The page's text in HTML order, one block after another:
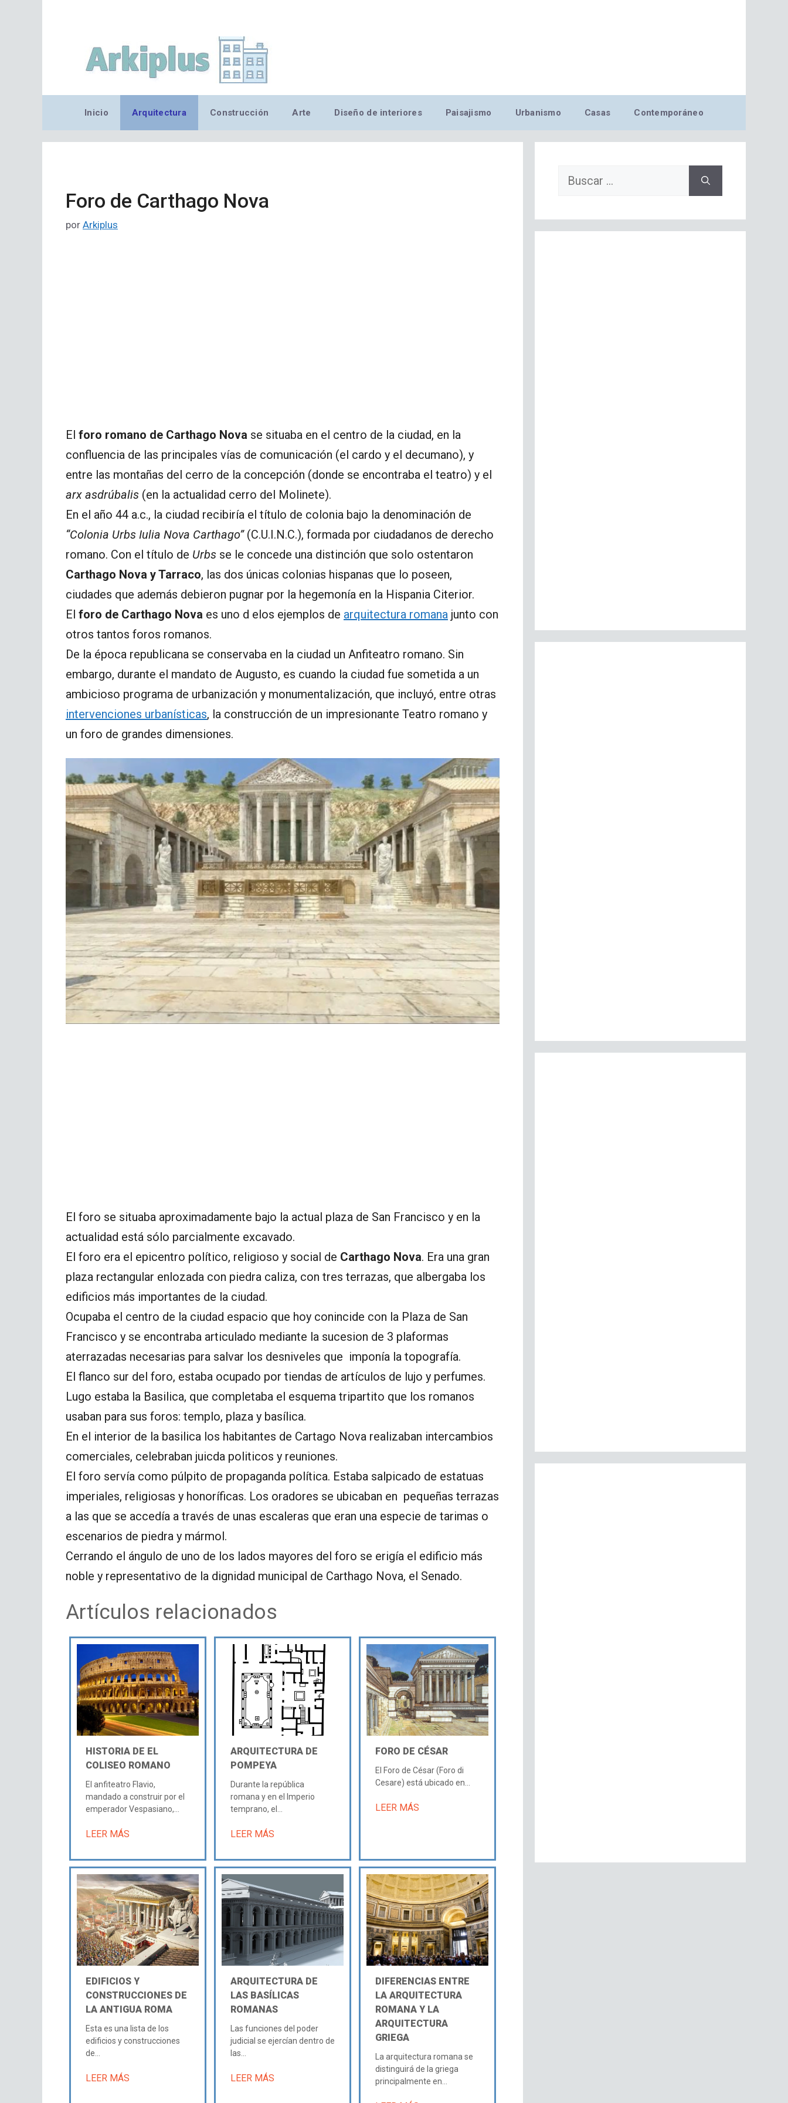
Inicio Arquitectura Construcción Arte Diseño de interiores Paisajismo Urbanismo Casas Contemporáneo
Foro de Carthago Nova
por Arkiplus
El foro romano de Carthago Nova se situaba en el centro de la ciudad, en la
confluencia de las principales vías de comunicación (el cardo y el decumano), y
entre las montañas del cerro de la concepción (donde se encontraba el teatro) y el
arx asdrúbalis (en la actualidad cerro del Molinete).
En el año 44 a.c., la ciudad recibiría el título de colonia bajo la denominación de
“Colonia Urbs Iulia Nova Carthago” (C.U.I.N.C.), formada por ciudadanos de derecho
romano. Con el título de Urbs se le concede una distinción que solo ostentaron
Carthago Nova y Tarraco, las dos únicas colonias hispanas que lo poseen,
ciudades que además debieron pugnar por la hegemonía en la Hispania Citerior.
El foro de Carthago Nova es uno d elos ejemplos de arquitectura romana junto con
otros tantos foros romanos.
De la época republicana se conservaba en la ciudad un Anfiteatro romano. Sin
embargo, durante el mandato de Augusto, es cuando la ciudad fue sometida a un
ambicioso programa de urbanización y monumentalización, que incluyó, entre otras
intervenciones urbanísticas, la construcción de un impresionante Teatro romano y
un foro de grandes dimensiones.
El foro se situaba aproximadamente bajo la actual plaza de San Francisco y en la
actualidad está sólo parcialmente excavado.
El foro era el epicentro político, religioso y social de Carthago Nova. Era una gran
plaza rectangular enlozada con piedra caliza, con tres terrazas, que albergaba los
edificios más importantes de la ciudad.
Ocupaba el centro de la ciudad espacio que hoy conincide con la Plaza de San
Francisco y se encontraba articulado mediante la sucesion de 3 plaformas
aterrazadas necesarias para salvar los desniveles que imponía la topografía.
El flanco sur del foro, estaba ocupado por tiendas de artículos de lujo y perfumes.
Lugo estaba la Basilica, que completaba el esquema tripartito que los romanos
usaban para sus foros: templo, plaza y basílica.
En el interior de la basilica los habitantes de Cartago Nova realizaban intercambios
comerciales, celebraban juicda politicos y reuniones.
El foro servía como púlpito de propaganda política. Estaba salpicado de estatuas
imperiales, religiosas y honoríficas. Los oradores se ubicaban en pequeñas terrazas
a las que se accedía a través de unas escaleras que eran una especie de tarimas o
escenarios de piedra y mármol.
Cerrando el ángulo de uno de los lados mayores del foro se erigía el edificio más
noble y representativo de la dignidad municipal de Carthago Nova, el Senado.
Artículos relacionados
HISTORIA DE EL
COLISEO ROMANO
El anfiteatro Flavio,
mandado a construir por el
emperador Vespasiano,...
LEER MÁS
ARQUITECTURA DE
POMPEYA
Durante la república
romana y en el Imperio
temprano, el...
LEER MÁS
FORO DE CÉSAR
El Foro de César (Foro di
Cesare) está ubicado en...
LEER MÁS
EDIFICIOS Y
CONSTRUCCIONES DE
LA ANTIGUA ROMA
Esta es una lista de los
edificios y construcciones
de...
LEER MÁS
ARQUITECTURA DE
LAS BASÍLICAS
ROMANAS
Las funciones del poder
judicial se ejercían dentro de
las...
LEER MÁS
DIFERENCIAS ENTRE
LA ARQUITECTURA
ROMANA Y LA
ARQUITECTURA
GRIEGA
La arquitectura romana se
distinguirá de la griega
principalmente en...
Buscar: